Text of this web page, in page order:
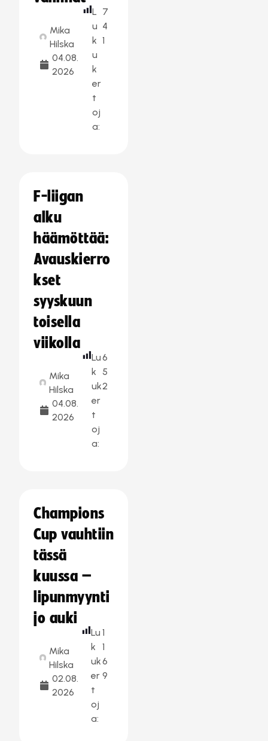
Mika
Hilska
04.08.
2026
L
u
k
u
k
er
t
oj
a:
7
4
1
F-liigan
alku
häämöttää:
Avauskierro
kset
syyskuun
toisella
viikolla
Mika
Hilska
04.08.
2026
Lu
k
uk
er
t
oj
a:
6
5
2
Champions
Cup vauhtiin
tässä
kuussa –
lipunmyynti
jo auki
Mika
Hilska
02.08.
2026
Lu
k
uk
er
t
oj
a:
1
1
6
9